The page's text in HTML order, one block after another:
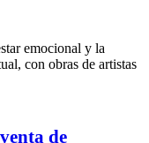
emocional y la
con obras de artistas
de